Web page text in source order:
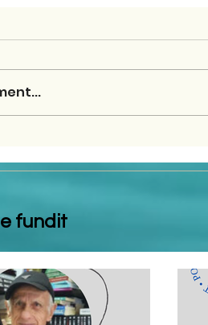
fundit